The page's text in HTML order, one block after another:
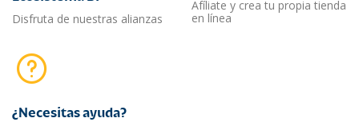
Disfruta de nuestras alianzas
Afíliate y crea tu propia tienda
en línea
¿Necesitas ayuda?​